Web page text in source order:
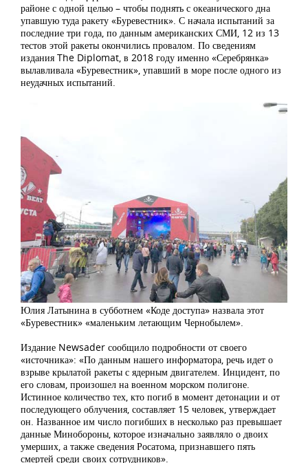
районе с одной целью – чтобы поднять с океанического дна
упавшую туда ракету «Буревестник». С начала испытаний за
последние три года, по данным американских СМИ, 12 из 13
тестов этой ракеты окончились провалом. По сведениям
издания The Diplomat, в 2018 году именно «Серебрянка»
вылавливала «Буревестник», упавший в море после одного из
неудачных испытаний.
Юлия Латынина в субботнем «Коде доступа» назвала этот
«Буревестник» «маленьким летающим Чернобылем».
Издание Newsader сообщило подробности от своего
«источника»: «По данным нашего информатора, речь идет о
взрыве крылатой ракеты с ядерным двигателем. Инцидент, по
его словам, произошел на военном морском полигоне.
Истинное количество тех, кто погиб в момент детонации и от
последующего облучения, составляет 15 человек, утверждает
он. Названное им число погибших в несколько раз превышает
данные Минобороны, которое изначально заявляло о двоих
умерших, а также сведения Росатома, признавшего пять
смертей среди своих сотрудников».